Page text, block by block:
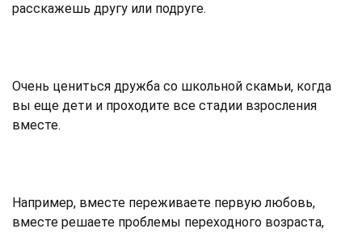
расскажешь другу или подруге.
Очень цениться дружба со школьной скамьи, когда
вы еще дети и проходите все стадии взросления
вместе.
Например, вместе переживаете первую любовь,
вместе решаете проблемы переходного возраста,